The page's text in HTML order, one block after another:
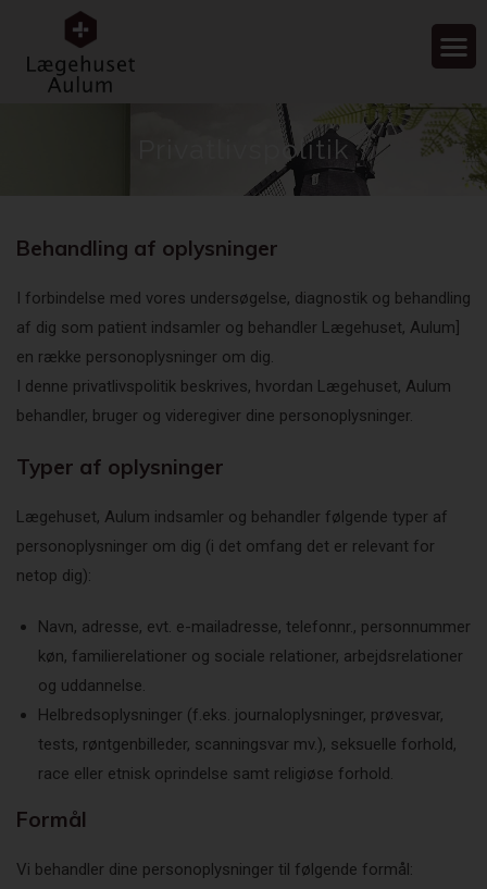
Privatlivspolitik
Behandling af oplysninger
I forbindelse med vores undersøgelse, diagnostik og behandling
af dig som patient indsamler og behandler Lægehuset, Aulum]
en række personoplysninger om dig.
I denne privatlivspolitik beskrives, hvordan Lægehuset, Aulum
behandler, bruger og videregiver dine personoplysninger.
Typer af oplysninger
Lægehuset, Aulum indsamler og behandler følgende typer af
personoplysninger om dig (i det omfang det er relevant for
netop dig):
Navn, adresse, evt. e-mailadresse, telefonnr., personnummer
køn, familierelationer og sociale relationer, arbejdsrelationer
og uddannelse.
Helbredsoplysninger (f.eks. journaloplysninger, prøvesvar,
tests, røntgenbilleder, scanningsvar mv.), seksuelle forhold,
race eller etnisk oprindelse samt religiøse forhold.
Formål
Vi behandler dine personoplysninger til følgende formål: